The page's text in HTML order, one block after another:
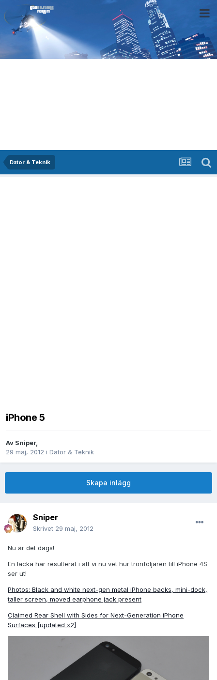
Dator & Teknik
iPhone 5
Av Sniper,
29 maj, 2012 i Dator & Teknik
Skapa inlägg
Sniper
Skrivet 29 maj, 2012
Nu är det dags!
En läcka har resulterat i att vi nu vet hur tronföljaren till iPhone 4S
ser ut!
Photos: Black and white next-gen metal iPhone backs, mini-dock,
taller screen, moved earphone jack present
Claimed Rear Shell with Sides for Next-Generation iPhone
Surfaces [updated x2]